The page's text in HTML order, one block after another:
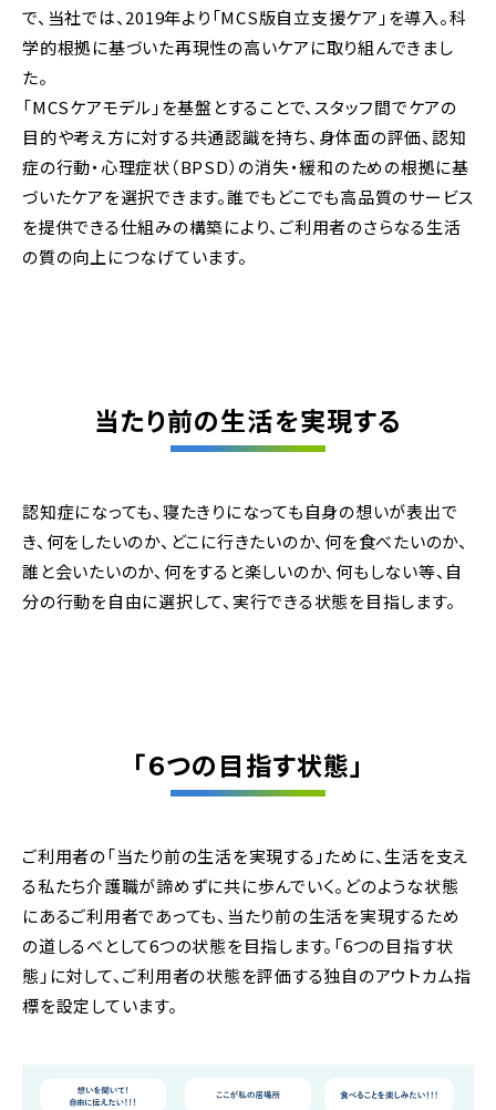
で、当社では、2019年より「MCS版自立支援ケア」を導入。科
学的根拠に基づいた再現性の高いケアに取り組んできまし
た。
「MCSケアモデル」を基盤とすることで、スタッフ間でケアの
目的や考え方に対する共通認識を持ち、身体面の評価、認知
症の行動・心理症状（BPSD）の消失・緩和のための根拠に基
づいたケアを選択できます。誰でもどこでも高品質のサービス
を提供できる仕組みの構築により、ご利用者のさらなる生活
の質の向上につなげています。
当たり前の生活を実現する
認知症になっても、寝たきりになっても自身の想いが表出で
き、何をしたいのか、どこに行きたいのか、何を食べたいのか、
誰と会いたいのか、何をすると楽しいのか、何もしない等、自
分の行動を自由に選択して、実行できる状態を目指します。
「６つの目指す状態」
ご利用者の「当たり前の生活を実現する」ために、生活を支え
る私たち介護職が諦めずに共に歩んでいく。どのような状態
にあるご利用者であっても、当たり前の生活を実現するため
の道しるべとして6つの状態を目指します。「6つの目指す状
態」に対して、ご利用者の状態を評価する独自のアウトカム指
標を設定しています。